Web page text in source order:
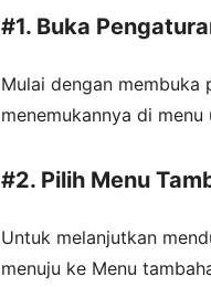
#1. Buka
Mulai dengan membuka
menemukannya di
#2. Pilih Menu
Untuk melanjutkan
menuju ke Menu